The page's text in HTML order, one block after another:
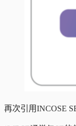
再次引用INCOSE